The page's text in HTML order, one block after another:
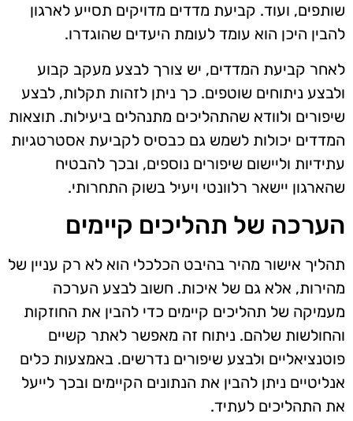
שותפים, ועוד. קביעת מדדים מדויקים תסייע לארגון
להבין היכן הוא עומד לעומת היעדים שהוגדרו.
לאחר קביעת המדדים, יש צורך לבצע מעקב קבוע
ולבצע ניתוחים שוטפים. כך ניתן לזהות תקלות, לבצע
שיפורים ולוודא שהתהליכים מתנהלים ביעילות. תוצאות
המדדים יכולות לשמש גם כבסיס לקביעת אסטרטגיות
עתידיות וליישום שיפורים נוספים, ובכך להבטיח
שהארגון יישאר רלוונטי ויעיל בשוק התחרותי.
הערכה של תהליכים קיימים
תהליך אישור מהיר בהיבט הכלכלי הוא לא רק עניין של
מהירות, אלא גם של איכות. חשוב לבצע הערכה
מעמיקה של תהליכים קיימים כדי להבין את החוזקות
והחולשות שלהם. ניתוח זה מאפשר לאתר קשיים
פוטנציאליים ולבצע שיפורים נדרשים. באמצעות כלים
אנליטיים ניתן להבין את הנתונים הקיימים ובכך לייעל
את התהליכים לעתיד.